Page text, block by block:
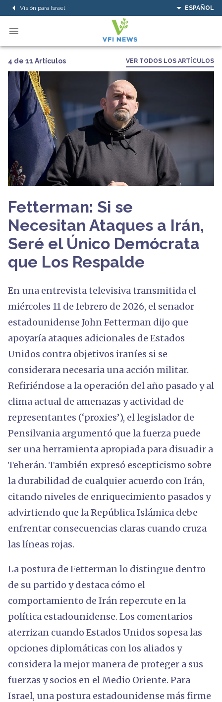
Visión para Israel ESPAÑOL
4 de 11 Artículos VER TODOS LOS ARTÍCULOS
Fetterman: Si se
Necesitan Ataques a Irán,
Seré el Único Demócrata
que Los Respalde
En una entrevista televisiva transmitida el
miércoles 11 de febrero de 2026, el senador
estadounidense John Fetterman dijo que
apoyaría ataques adicionales de Estados
Unidos contra objetivos iraníes si se
considerara necesaria una acción militar.
Refiriéndose a la operación del año pasado y al
clima actual de amenazas y actividad de
representantes (‘proxies’), el legislador de
Pensilvania argumentó que la fuerza puede
ser una herramienta apropiada para disuadir a
Teherán. También expresó escepticismo sobre
la durabilidad de cualquier acuerdo con Irán,
citando niveles de enriquecimiento pasados y
advirtiendo que la República Islámica debe
enfrentar consecuencias claras cuando cruza
las líneas rojas.
La postura de Fetterman lo distingue dentro
de su partido y destaca cómo el
comportamiento de Irán repercute en la
política estadounidense. Los comentarios
aterrizan cuando Estados Unidos sopesa las
opciones diplomáticas con los aliados y
considera la mejor manera de proteger a sus
fuerzas y socios en el Medio Oriente. Para
Israel, una postura estadounidense más firme